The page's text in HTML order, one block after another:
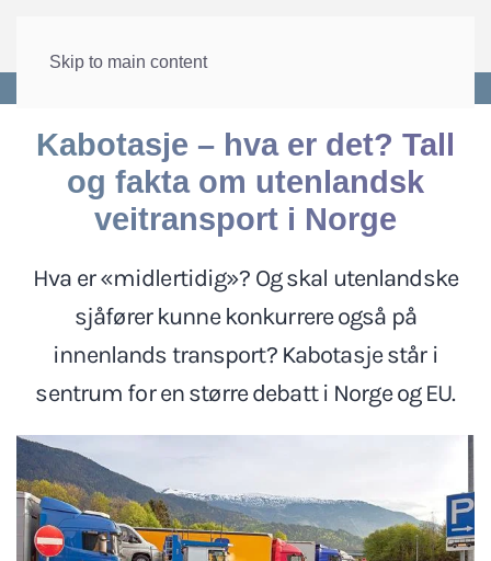
Skip to main content
Kabotasje – hva er det? Tall
og fakta om utenlandsk
veitransport i Norge
Hva er «midlertidig»? Og skal utenlandske
sjåfører kunne konkurrere også på
innenlands transport? Kabotasje står i
sentrum for en større debatt i Norge og EU.